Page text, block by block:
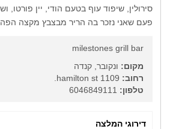
פעם שאני נזכר בה הריר מבצבץ מקצה הפה.
milestones grill bar
מקום: ונקובר, קנדה
רחוב:
טלפון:
דירוגי המלצה